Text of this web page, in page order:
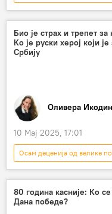
СРБИЈА Србија
Александар Вучић
Био је страх и трепет
Ко је руски херој који
Србију
Оливера
10 Мај 2025, 17:01
Осам деценија од велике
СРБИЈА
Србија
Дан победе
Русија
Русија – друштво
80 година касније: Ко
Дана победе?